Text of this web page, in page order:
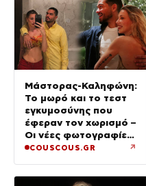
Μάστορας-Καληφώνη:
Το μωρό και το τεστ
εγκυμοσύνης που
έφεραν τον χωρισμό –
Οι νέες φωτογραφίες
από την Πάρο χωρίς
COUSCOUS.GR ↗